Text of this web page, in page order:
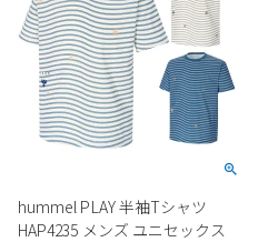
hummel PLAY 半袖Tシャツ
HAP4235 メンズ ユニセックス